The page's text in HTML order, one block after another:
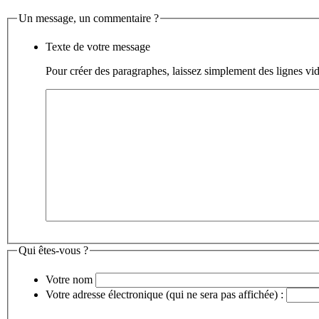
Un message, un commentaire ?
Texte de votre message
Pour créer des paragraphes, laissez simplement des lignes
Qui êtes-vous ?
Votre nom
Votre adresse électronique (qui ne sera pas affichée) :